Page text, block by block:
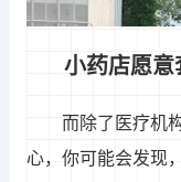
小药店愿意
而除了医疗机
心，你可能会发现